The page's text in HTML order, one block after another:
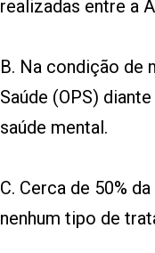
realizadas entre a
B. Na condição de
Saúde (OPS)
saúde mental.
C. Cerca de 50%
nenhum tipo de